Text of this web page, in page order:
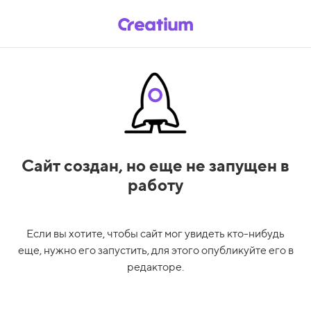
Сайт создан, но еще не запущен в
работу
Если вы хотите, чтобы сайт мог увидеть кто-нибудь
еще, нужно его запустить, для этого опубликуйте его в
редакторе.